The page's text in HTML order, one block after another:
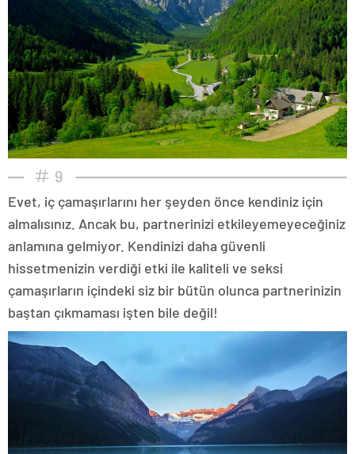
9
Evet, iç çamaşırlarını her şeyden önce kendiniz için
almalısınız. Ancak bu, partnerinizi etkileyemeyeceğiniz
anlamına gelmiyor. Kendinizi daha güvenli
hissetmenizin verdiği etki ile kaliteli ve seksi
çamaşırların içindeki siz bir bütün olunca partnerinizin
baştan çıkmaması işten bile değil!